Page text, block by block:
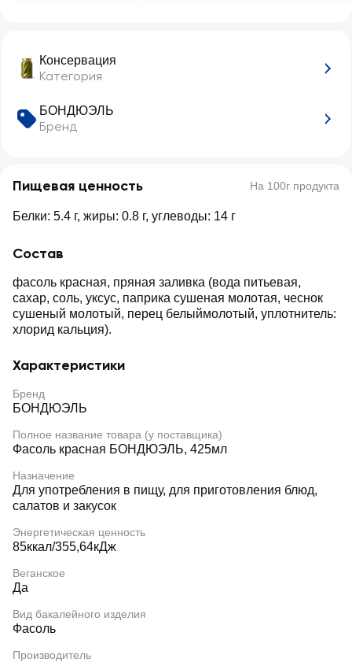
Консервация
Категория
БОНДЮЭЛЬ
Бренд
Пищевая ценность На 100г продукта
Белки: 5.4 г, жиры: 0.8 г, углеводы: 14 г
Состав
фасоль красная, пряная заливка (вода питьевая,
сахар, соль, уксус, паприка сушеная молотая, чеснок
сушеный молотый, перец белыймолотый, уплотнитель:
хлорид кальция).
Характеристики
Бренд
БОНДЮЭЛЬ
Полное название товара (у поставщика)
Фасоль красная БОНДЮЭЛЬ, 425мл
Назначение
Для употребления в пищу, для приготовления блюд,
салатов и закусок
Энергетическая ценность
85ккал/355,64кДж
Веганское
Да
Вид бакалейного изделия
Фасоль
Производитель